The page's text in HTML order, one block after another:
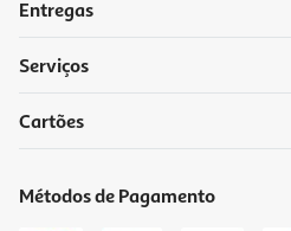
-27%
Price reduced from
1,75 €to
Entregas
Serviços
Cartões
Métodos de Pagamento